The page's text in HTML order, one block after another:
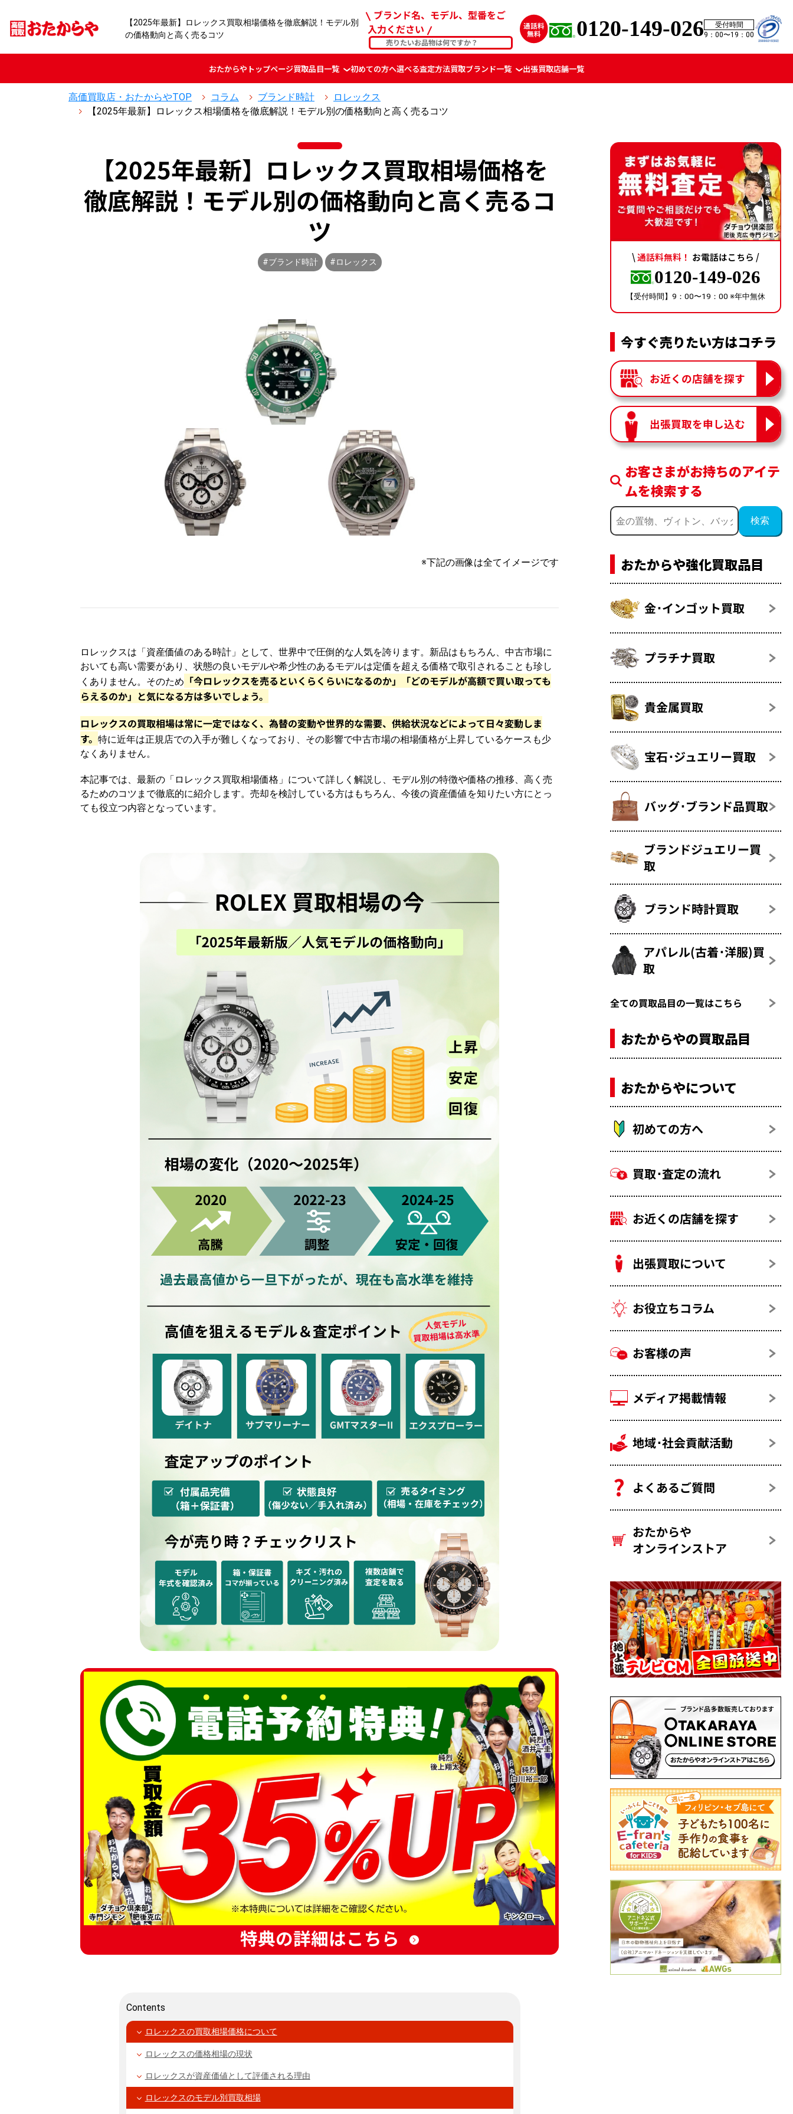
【2025年最新】ロレックス買取相場価格を徹底解説！モデル別
の価格動向と高く売るコツ
ブランド名、モデル、型番をご
入力ください
0120-149-026
受付時間
9：00〜19：00
おたからや トップページ買取品目一覧 初めての方へ選べる査定方法買取ブランド一覧 出張買取店舗一覧
高価買取店・おたからやTOP コラム ブランド時計
ロレックス
【2025年最新】ロレックス相場価格を徹底解説！モデル別の価格動向と高く売るコツ
【2025年最新】ロレックス買取相場価格を
徹底解説！モデル別の価格動向と高く売るコ
ツ
#ブランド時計 #ロレックス
※下記の画像は全てイメージです
ロレックスは「資産価値のある時計」として、世界中で圧倒的な人気を誇ります。新品はもちろん、中古市場に
おいても高い需要があり、状態の良いモデルや希少性のあるモデルは定価を超える価格で取引されることも珍し
くありません。そのため 「今ロレックスを売るといくらくらいになるのか」「どのモデルが高額で買い取っても
らえるのか」と気になる方は多いでしょう。
ロレックスの買取相場は常に一定ではなく、為替の変動や世界的な需要、供給状況などによって日々変動しま
す。 特に近年は正規店での入手が難しくなっており、その影響で中古市場の相場価格が上昇しているケースも少
なくありません。
本記事では、最新の「ロレックス買取相場価格」について詳しく解説し、モデル別の特徴や価格の推移、高く売
るためのコツまで徹底的に紹介します。売却を検討している方はもちろん、今後の資産価値を知りたい方にとっ
ても役立つ内容となっています。
特典の詳細はこちら
Contents
ロレックスの買取相場価格について
ロレックスの価格相場の現状
ロレックスが資産価値として評価される理由
ロレックスのモデル別買取相場
\通話料無料！ お電話はこちら /
0120-149-026
【受付時間】9：00〜19：00 ※年中無休
今すぐ売りたい方はコチラ
お近くの店舗を探す
出張買取を申し込む
お客さまがお持ちのアイテ
ムを検索する
おたからや強化買取品目
金･インゴット買取
プラチナ買取
貴金属買取
宝石･ジュエリー買取
バッグ･ブランド品買取
ブランドジュエリー買
取
ブランド時計買取
アパレル(古着･洋服)買
取
全ての買取品目の一覧はこちら
おたからやの買取品目
おたからやについて
初めての方へ
買取･査定の流れ
お近くの店舗を探す
出張買取について
お役立ちコラム
お客様の声
メディア掲載情報
地域･社会貢献活動
よくあるご質問
おたからや
オンラインストア